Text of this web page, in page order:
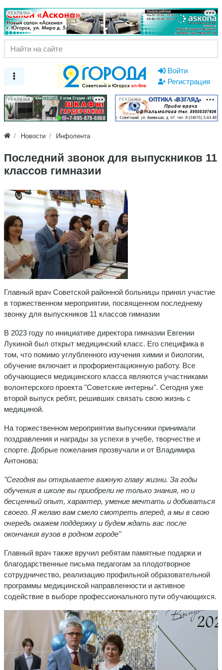
РЕКЛАМА
Войти
Регистрация
РЕКЛАМА РЕКЛАМА
Новости Инфолента
Последний звонок для выпускников 11
классов гимназии
Главный врач Советской районной больницы принял участие
в торжественном мероприятии, посвященном последнему
звонку для выпускников 11 классов гимназии
В 2023 году по инициативе директора гимназии Евгении
Лукиной был открыт медицинский класс. Его специфика в
том, что помимо углубленного изучения химии и биологии,
обучение включает и профориентационную работу. Все
обучающиеся медицинского класса являются участниками
волонтерского проекта "Советские интерны". Сегодня уже
второй выпуск ребят, решивших связать свою жизнь с
медициной.
На торжественном мероприятии выпускники принимали
поздравления и награды за успехи в учебе, творчестве и
спорте. Добрые пожелания прозвучали и от Владимира
Антонова:
"Сегодня вы открываете важную главу жизни. За годы
обучения в школе вы приобрели не только знания, но и
бесценный опыт, характер, умение мечтать и добиваться
своего. Я желаю вам смело смотреть вперед, а мы в свою
очередь окажем поддержку и будем ждать вас после
окончания вузов в родном городе"
Главный врач также вручил ребятам памятные подарки и
благодарственные письма педагогам за плодотворное
сотрудничество, реализацию профильной образовательной
программы медицинской направленности и активное
содействие в выборе профессионального пути обучающихся.